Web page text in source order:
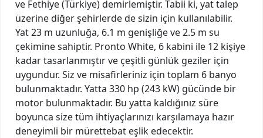
ve Fethiye (Türkiye) demirlemiştir. Tabii ki, yat talep
üzerine diğer şehirlerde de sizin için kullanılabilir.
Yat 23 m uzunluğa, 6.1 m genişliğe ve 2.5 m su
çekimine sahiptir. Pronto White, 6 kabini ile 12 kişiye
kadar tasarlanmıştır ve çeşitli günlük geziler için
uygundur. Siz ve misafirleriniz için toplam 6 banyo
bulunmaktadır. Yatta 330 hp (243 kW) gücünde bir
motor bulunmaktadır. Bu yatta kaldığınız süre
boyunca size tüm ihtiyaçlarınızı karşılamaya hazır
deneyimli bir mürettebat eşlik edecektir.